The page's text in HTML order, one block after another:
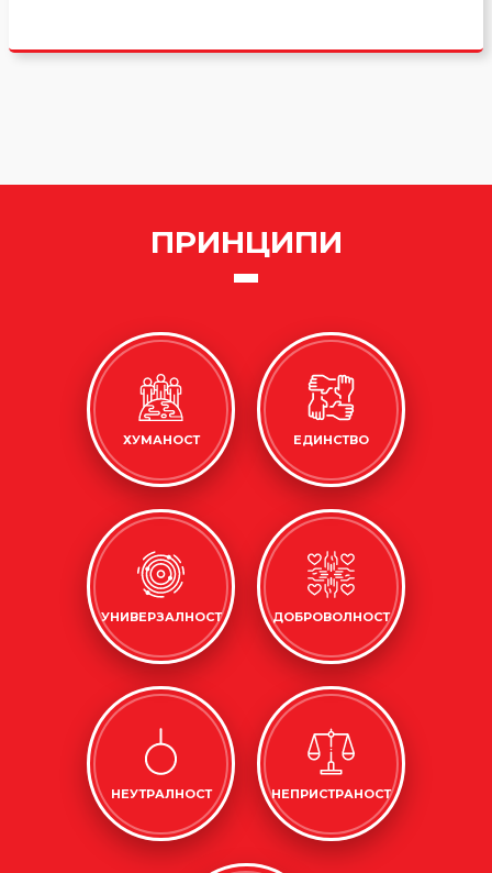
ПРИНЦИПИ
ХУМАНОСТ ЕДИНСТВО
УНИВЕРЗАЛНОСТ ДОБРОВОЛНОСТ
НЕУТРАЛНОСТ НЕПРИСТРАНОСТ